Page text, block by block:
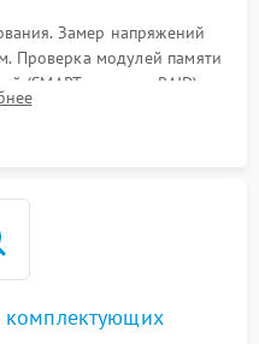
Замер напряжений
Проверка модулей памяти
(SMART, массивы RAID)
утилитами.
комплектующих